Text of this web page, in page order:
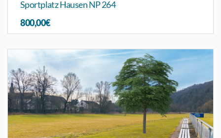
Sportplatz Hausen NP 264
800,00€